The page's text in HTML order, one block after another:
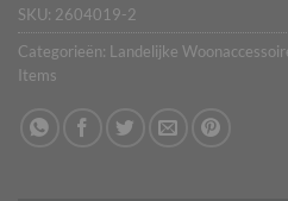
SKU: 2604019-2
Categorieën: Landelijke
Items